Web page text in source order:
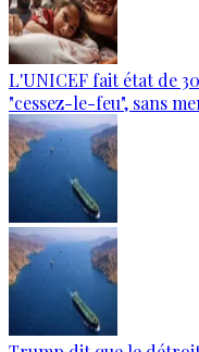
L'UNICEF fait état de
"cessez-le-feu", sans